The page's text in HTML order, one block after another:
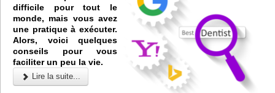
difficile pour tout le
monde, mais vous avez
une pratique à exécuter.
Alors, voici quelques
conseils pour vous
faciliter un peu la vie.
Lire la suite...